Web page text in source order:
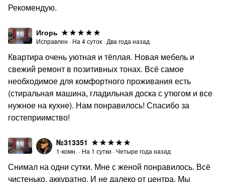
Рекомендую.
Игорь
Исправлен · На 4суток · Два года назад
Квартира очень уютная и тёплая. Новая мебель и
свежий ремонт в позитивных тонах. Всё самое
необходимое для комфортного проживания есть
(стиральная машина, гладильная доска с утюгом и все
нужное на кухне). Нам понравилось! Спасибо за
гостеприимство!
№313351
1-комн. · На 1 сутки · Четыре года назад
Снимал на одни сутки. Мне с женой понравилось. Всё
чистенько, аккуратно. И не далеко от центра. Мы